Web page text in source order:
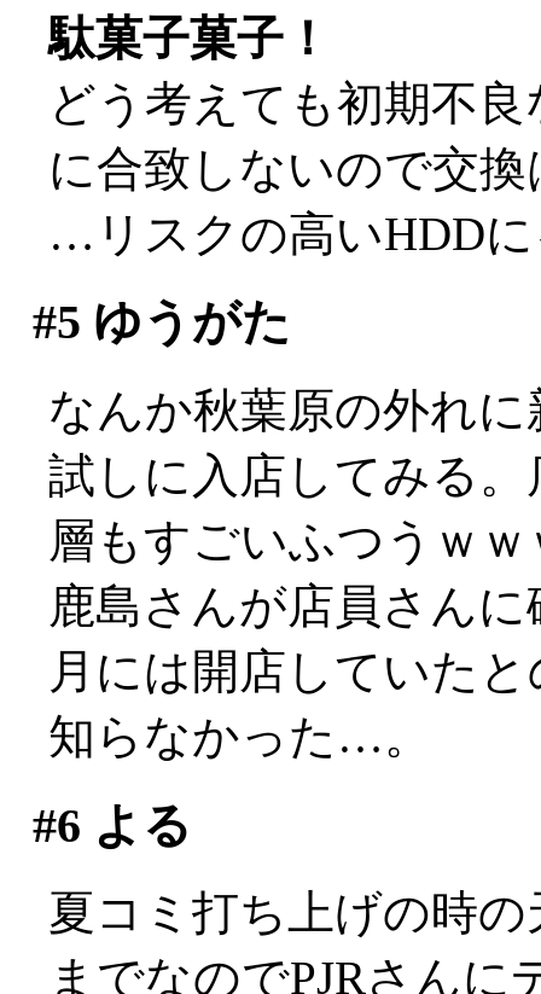
駄菓子菓子！
どう考えても初期不
に合致しないので交
…リスクの高いHDD
#5 ゆうがた
なんか秋葉原の外れ
試しに入店してみる
層もすごいふつうｗｗ
鹿島さんが店員さん
月には開店していた
知らなかった…。
#6 よる
夏コミ打ち上げの時
までなのでPJRさんに